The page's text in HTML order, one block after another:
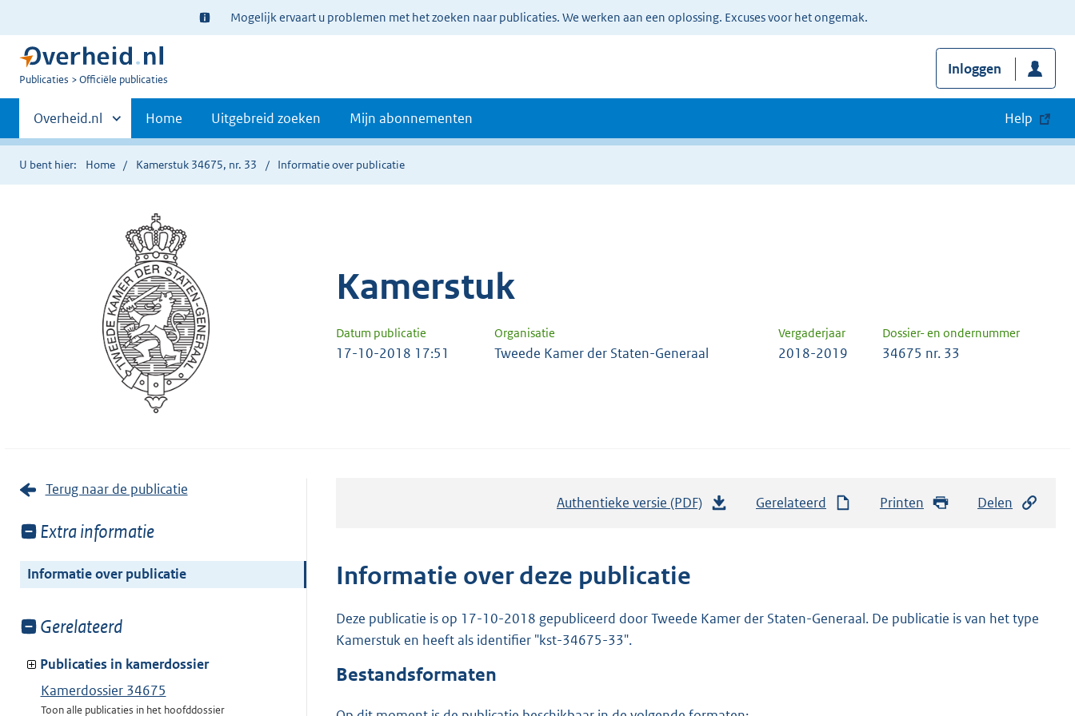
Ter
informatie:
Mogelijk ervaart u problemen met het zoeken naar publicaties. We werken aan een oplossing. Excuses voor het ongemak.
U
Publicaties Officiële publicaties
Inloggen
Primaire
navigatie
Andere
sites
binnen
Overheid.nl Home Uitgebreid zoeken Mijn abonnementen Help
U bent hier: Home Kamerstuk 34675, nr. 33 Informatie over publicatie
Kamerstuk
Datum publicatie Organisatie Vergaderjaar Dossier- en ondernummer
17-10-2018 17:51 Tweede Kamer der Staten-Generaal 2018-2019 34675 nr. 33
Terug naar de publicatie
Toon
van:
Extra informatie
Informatie over publicatie
Toon
van:
Gerelateerd
Publicaties in kamerdossier
Kamerdossier 34675
Toon alle publicaties in het hoofddossier
Authentieke versie (PDF)
n
Gerelateerd Printen Delen
Informatie over deze publicatie
Deze publicatie is op 17-10-2018 gepubliceerd door Tweede Kamer der Staten-Generaal. De publicatie is van het type
Kamerstuk en heeft als identifier "kst-34675-33".
Bestandsformaten